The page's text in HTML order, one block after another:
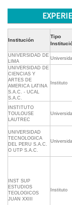
Institución
Tipo
UNIVERSIDAD DE
LIMA
UNIVERSIDAD DE
CIENCIAS Y
ARTES DE
AMERICA LATINA
S.A.C. - UCAL
S.A.C.
Instituto
INSTITUTO
TOULOUSE
LAUTREC
UNIVERSIDAD
TECNOLOGICA
DEL PERU S.A.C.
O UTP S.A.C.
INST SUP
ESTUDIOS
TEOLOGICOS
JUAN XXIII
Instituto